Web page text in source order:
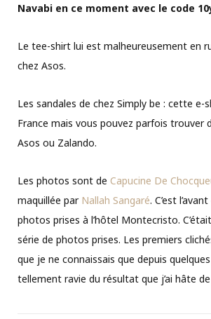
Navabi en ce moment avec le code
Le tee-shirt lui est malheureusement en
chez Asos.
Les sandales de chez Simply be : cette e-
France mais vous pouvez parfois trouver
Asos ou Zalando.
Les photos sont de Capucine De
maquillée par Nallah Sangaré. C’est
photos prises à l’hôtel Montecristo.
série de photos prises. Les premiers
que je ne connaissais que depuis
tellement ravie du résultat que j’ai hâte